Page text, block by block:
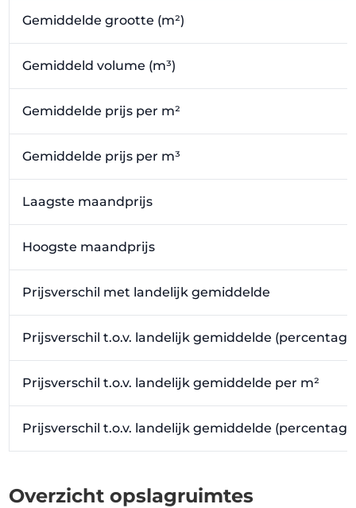
Gemiddelde grootte (m²)
Gemiddeld volume (m³)
Gemiddelde prijs per m²
Gemiddelde prijs per m³
Laagste maandprijs
Hoogste maandprijs
Prijsverschil met landelijk gemiddelde
Prijsverschil t.o.v. landelijk gemiddelde
Prijsverschil t.o.v. landelijk gemiddelde per m²
Prijsverschil t.o.v. landelijk gemiddelde
Overzicht opslagruimtes